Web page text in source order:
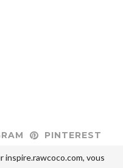
PINTEREST
inspire.rawcoco.com, vous